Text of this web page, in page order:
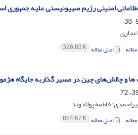
امنیتی رژیم صهیونیستی علیه جمهوری اسلامی
اصل مقاله 326.83 K
و چالش‌های چین در مسیر گذاربه جایگاه
39-
فاطمه پولادوند
اصل مقاله 854.67 K